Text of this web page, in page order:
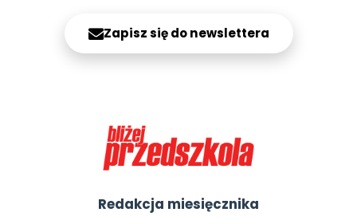
Zapisz się do newslettera
Redakcja miesięcznika